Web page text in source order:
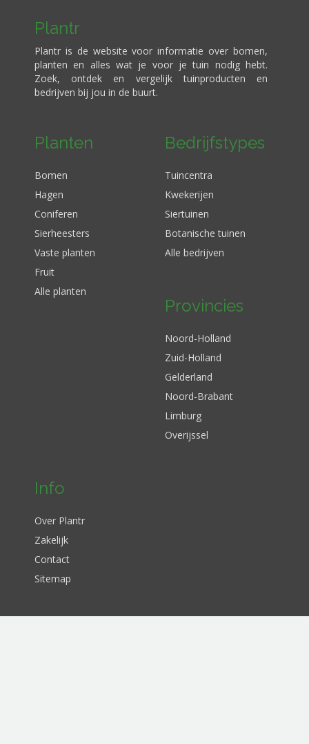
Plantr
Plantr is de website voor informatie over bomen,
planten en alles wat je voor je tuin nodig hebt.
Zoek, ontdek en vergelijk tuinproducten en
bedrijven bij jou in de buurt.
Planten
Bomen
Hagen
Coniferen
Sierheesters
Vaste planten
Fruit
Alle planten
Bedrijfstypes
Tuincentra
Kwekerijen
Siertuinen
Botanische tuinen
Alle bedrijven
Provincies
Noord-Holland
Zuid-Holland
Gelderland
Noord-Brabant
Limburg
Overijssel
Info
Over Plantr
Zakelijk
Contact
Sitemap